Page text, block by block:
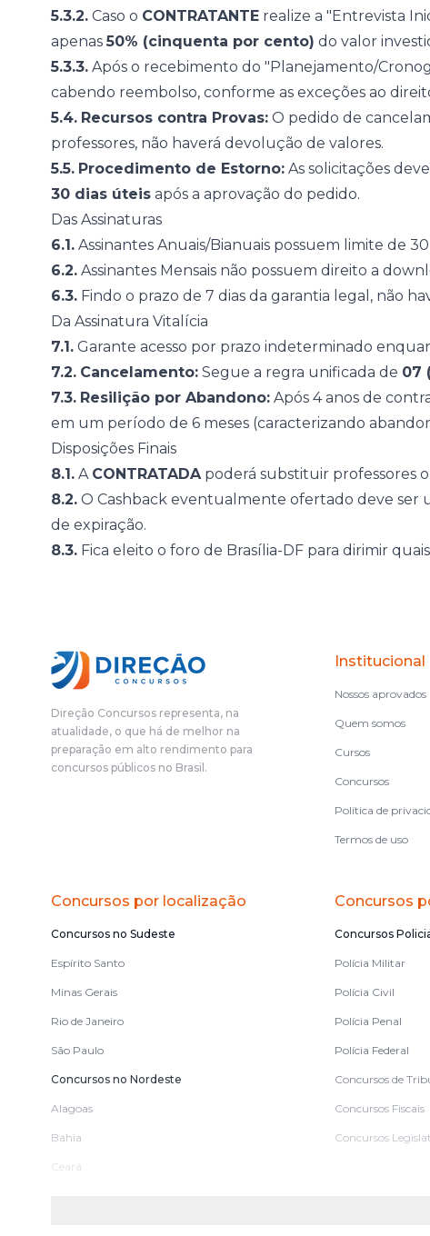
5.3.2. Caso o CONTRATANTE realize a "Entrevista
apenas50% (cinquenta por cento) do valor
5.3.3. Após o recebimento do "Planejamento/
cabendo reembolso, conforme as exceções ao
5.4. Recursos contra Provas: O pedido de
professores, não haverá devolução de valores.
5.5. Procedimento de Estorno: As solicitações
30 dias úteis após a aprovação do pedido.
Das Assinaturas
6.1. Assinantes Anuais/Bianuais possuem limite de
6.2. Assinantes Mensais não possuem direito a
6.3. Findo o prazo de 7 dias da garantia legal, não
Da Assinatura Vitalícia
7.1. Garante acesso por prazo indeterminado
7.2. Cancelamento: Segue a regra unificada de 07
7.3. Resilição por Abandono: Após 4 anos de
em um período de 6 meses (caracterizando
Disposições Finais
8.1. A CONTRATADApoderá substituir professores
8.2. O Cashback eventualmente ofertado deve ser
de expiração.
8.3. Fica eleito o foro de Brasília-DF para dirimir
Direção Concursos representa, na
atualidade, o que há de melhor na
preparação em alto rendimento para
concursos públicos no Brasil.
Institucional
Nossos aprovados
Quem somos
Cursos
Concursos
Política de
Termos de uso
Concursos por localização
Concursos no Sudeste
Espírito Santo
Minas Gerais
Rio de Janeiro
São Paulo
Concursos no Nordeste
Alagoas
Bahia
Ceará
Concursos
Concursos
Polícia Militar
Polícia Civil
Polícia Penal
Polícia Federal
Concursos de
Concursos Fiscais
Concursos